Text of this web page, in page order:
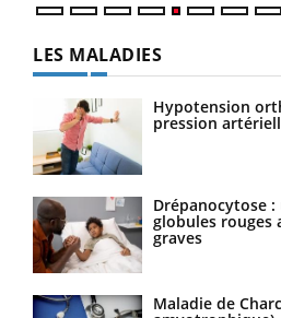
LES MALADIES
Hypotension
pression
Drépanocytose
globules rouges
graves
Maladie de